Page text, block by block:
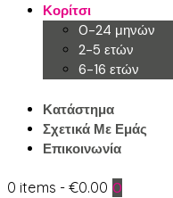
Κορίτσι
0-24 μηνών
2-5 ετών
6-16 ετών
Κατάστημα
Σχετικά Με Εμάς
Επικοινωνία
0 items -€0.00 0